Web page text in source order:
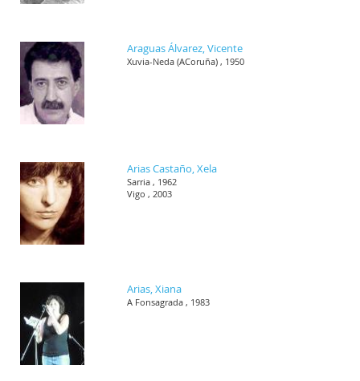
Araguas Álvarez, Vicente
Xuvia-Neda (ACoruña) , 1950
Arias Castaño, Xela
Sarria , 1962
Vigo , 2003
Arias, Xiana
A Fonsagrada , 1983